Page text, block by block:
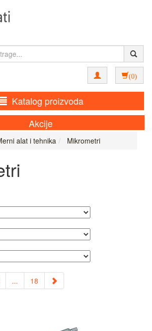
(0)
Katalog proizvoda
Akcije
alat i tehnika Mikrometri
... 18